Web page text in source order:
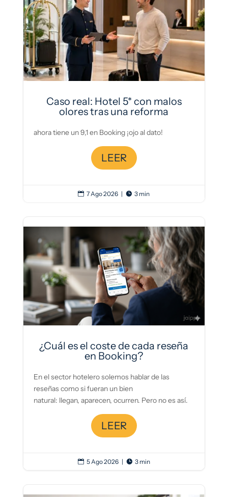
Caso real: Hotel 5* con malos
olores tras una reforma
ahora tiene un 9,1 en Booking ¡ojo al dato!
LEER
 7 Ago 2026 |  3 min
¿Cuál es el coste de cada reseña
en Booking?
En el sector hotelero solemos hablar de las
reseñas como si fueran un bien
natural: llegan, aparecen, ocurren. Pero no es así.
LEER
 5 Ago 2026 |  3 min